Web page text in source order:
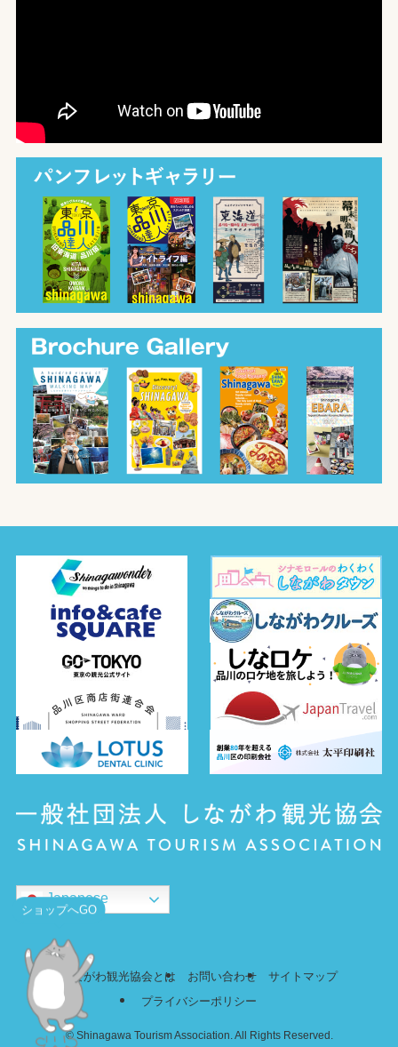
Japanese
しながわ観光協会とは お問い合わせ
サイトマップ
プライバシーポリシー
©Shinagawa Tourism Association. All Rights Reserved.
ショップへGO